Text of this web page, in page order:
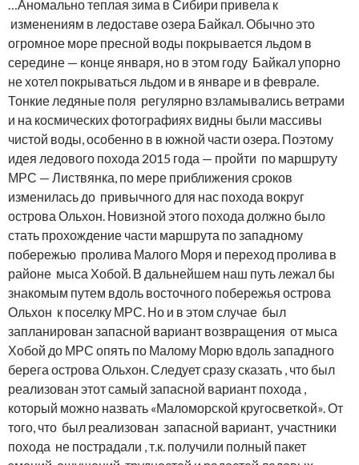
…Аномально теплая зима в Сибири привела к
изменениям в ледоставе озера Байкал. Обычно это
огромное море пресной воды покрывается льдом в
середине — конце января, но в этом году Байкал упорно
не хотел покрываться льдом и в январе и в феврале.
Тонкие ледяные поля регулярно взламывались ветрами
и на космических фотографиях видны были массивы
чистой воды, особенно в в южной части озера. Поэтому
идея ледового похода 2015 года — пройти по маршруту
МРС — Листвянка, по мере приближения сроков
изменилась до привычного для нас похода вокруг
острова Ольхон. Новизной этого похода должно было
стать прохождение части маршрута по западному
побережью пролива Малого Моря и переход пролива в
районе мыса Хобой. В дальнейшем наш путь лежал бы
знакомым путем вдоль восточного побережья острова
Ольхон к поселку МРС. Но и в этом случае был
запланирован запасной вариант возвращения от мыса
Хобой до МРС опять по Малому Морю вдоль западного
берега острова Ольхон. Следует сразу сказать , что был
реализован этот самый запасной вариант похода ,
который можно назвать «Маломорской кругосветкой». От
того, что был реализован запасной вариант, участники
похода не пострадали , т.к. получили полный пакет